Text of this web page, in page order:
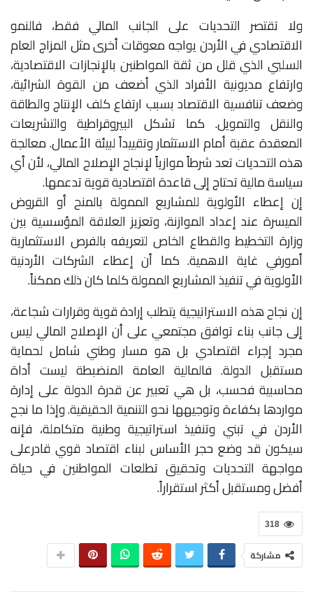
ولا تقتصر التحديات على الجانب المالي فقط، فالنمو
الاقتصادي في الأردن يواجه معوقات أخرى مثل المزاج العام
السلبي الذي قلل من ثقة المواطنين بالإنجازات الاقتصادية،
وارتفاع مديونية الأفراد الذي أضعف من القوة الشرائية،
وضعف تنافسية الاقتصاد بسبب ارتفاع كلف الإنتاج والطاقة
والنقل والتمويل. كما تشكل البيروقراطية والتشريعات
المعقدة عقبة أمام الاستثمار وتقييداً لبيئة الأعمال. معالجة
هذه التحديات تعد شرطاً موازياً لإنجاح الإصلاح المالي، لأن أي
سياسة مالية تحتاج إلى قاعدة اقتصادية قوية تدعمها.
إن إعطاء الأولوية للمشاريع الممولة بالمنح أو القروض
الميسرة عند إعداد الموازنة، وتعزيز العلاقة المؤسسية بين
وزارة التخطيط والقطاع الخاص لتعريفه بالفرص الاستثمارية
أمورفي غاية الاهمية. كما أن إعطاء الشركات الأردنية
الأولوية في تنفيذ المشاريع الممولة كلما كان ذلك ممكناً.
إن نجاح هذه الاستراتيجية يتطلب إرادة قوية وقرارات شجاعة،
إلى جانب بناء توافق مجتمعي على أن الإصلاح المالي ليس
مجرد إجراء اقتصادي بل هو مسار وطني شامل لحماية
مستقبل الدولة. فالمالية العامة المنضبطة ليست أداة
محاسبية فحسب، بل هي تعبير عن قدرة الدولة على إدارة
مواردها بكفاءة وتوجيهها نحو التنمية الحقيقية. وإذا ما نجح
الأردن في تبني وتنفيذ استراتيجية وطنية متكاملة، فإنه
سيكون قد وضع حجر الأساس لبناء اقتصاد قوي قادرعلى
مواجهة التحديات وتحقيق تطلعات المواطنين في حياة
أفضل ومستقبل أكثر استقراراً.
318
مشاركة